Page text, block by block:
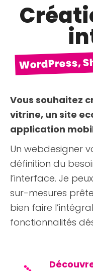
WordPress,
Vous souhaitez
vitrine, un site
application
Un webdesigner
définition du
l’interface. Je
sur-mesures
bien faire
fonctionnalités